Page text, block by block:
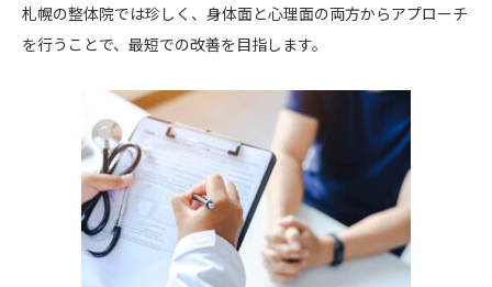
札幌の整体院では珍しく、身体面と心理面の両方からアプローチ
を行うことで、最短での改善を目指します。